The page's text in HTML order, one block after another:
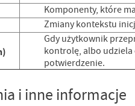
Komponenty, które
Zmiany kontekstu
Gdy użytkownik
kontrolę, albo udziela
potwierdzenie.
i inne informacje